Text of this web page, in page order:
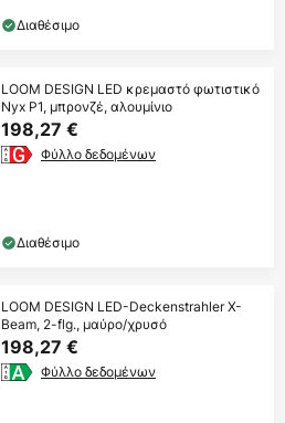
Διαθέσιμο
LOOM DESIGN LED κρεμαστό φωτιστικό
Nyx P1, μπρονζέ, αλουμίνιο
198,27 €
Φύλλο δεδομένων
Διαθέσιμο
LOOM DESIGN LED-Deckenstrahler X-
Beam, 2-flg., μαύρο/χρυσό
198,27 €
Φύλλο δεδομένων